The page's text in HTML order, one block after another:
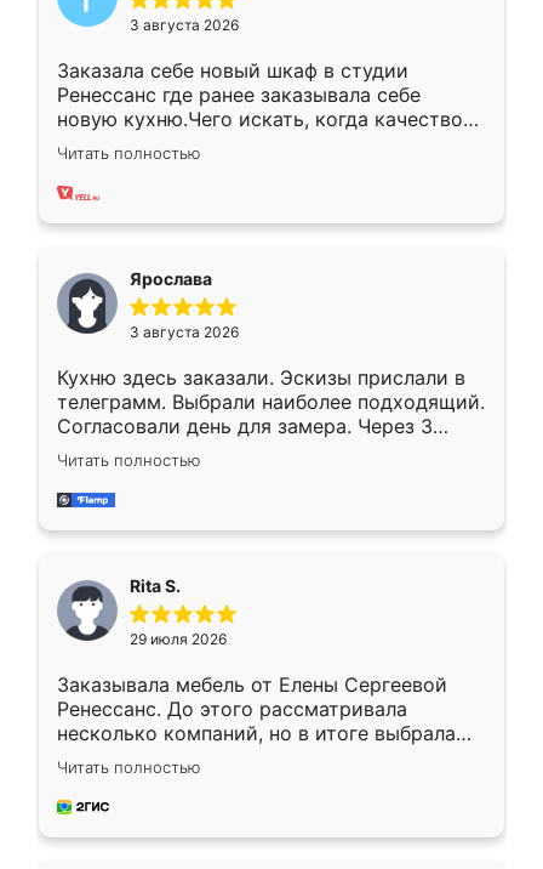
3 августа 2026
Заказала себе новый шкаф в студии
Ренессанс где ранее заказывала себе
новую кухню.Чего искать, когда качеством
вполне довольна. Служит кухня уже почти
два года, нареканий нет.
Читать полностью
Ярослава
3 августа 2026
Кухню здесь заказали. Эскизы прислали в
телеграмм. Выбрали наиболее подходящий.
Согласовали день для замера. Через 3
недели кухня была уже готова. Остались
довольны работой. Спасибо Ренессанс
мебель за качественную работу!
Читать полностью
Rita S.
29 июля 2026
Заказывала мебель от Елены Сергеевой
Ренессанс. До этого рассматривала
несколько компаний, но в итоге выбрала
эту. Сначала обговорили условия, потом
приехал замерщик, всё спокойно объяснил
и снял размеры. Изготовили в срок, с
Читать полностью